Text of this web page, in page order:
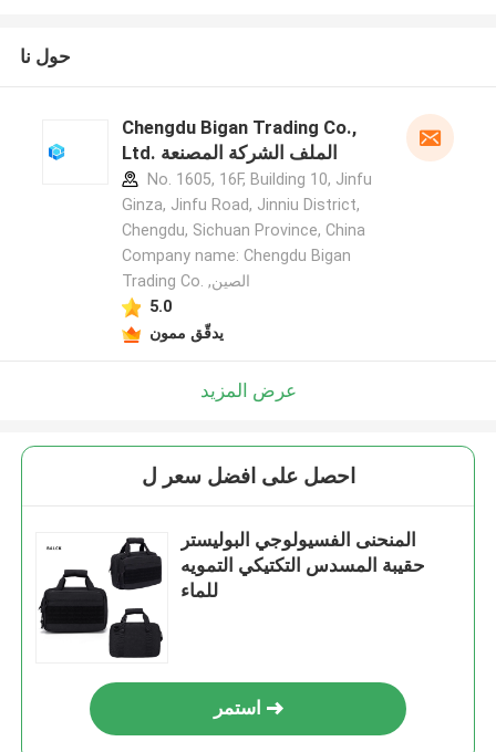
حول نا
Chengdu Bigan Trading Co.,
Ltd. الملف الشركة المصنعة
No. 1605, 16F, Building 10, Jinfu
Ginza, Jinfu Road, Jinniu District,
Chengdu, Sichuan Province, China
Company name: Chengdu Bigan
Trading Co. ,الصين
5.0
يدقّق ممون
عرض المزيد
احصل على افضل سعر ل
المنحنى الفسيولوجي البوليستر
حقيبة المسدس التكتيكي التمويه
للماء
استمر